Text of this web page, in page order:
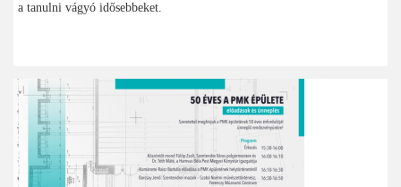
a tanulni vágyó idősebbeket.